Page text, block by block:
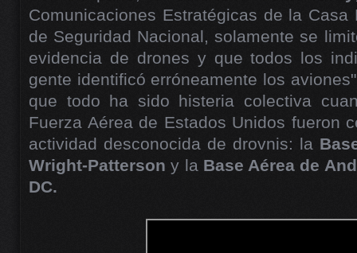
Comunicaciones Estratégicas de la
de Seguridad Nacional, solamente se
evidencia de drones y que todos los
gente identificó erróneamente los
que todo ha sido histeria colectiva
Fuerza Aérea de Estados Unidos fueron
actividad desconocida de drovnis: la
Wright-Patterson y la Base Aérea de
DC.